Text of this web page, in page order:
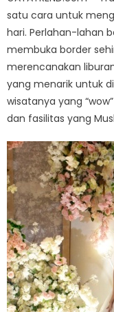
satu cara untuk
hari. Perlahan-lahan
membuka border
merencanakan
yang menarik untuk
wisatanya yang
dan fasilitas yang